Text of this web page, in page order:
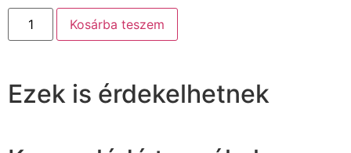
Kosárba teszem
Ezek is érdekelhetnek